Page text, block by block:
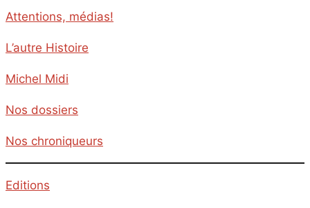
Attentions, médias!
L’autre Histoire
Michel Midi
Nos dossiers
Nos chroniqueurs
Editions